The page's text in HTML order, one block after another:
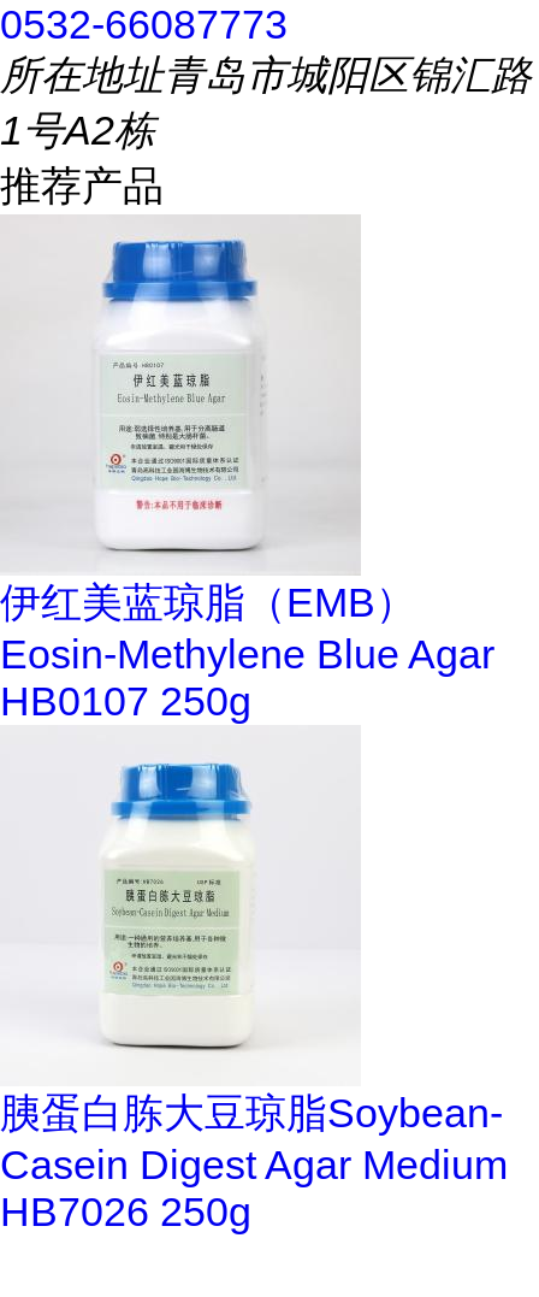
0532-66087773
所在地址青岛市城阳区锦汇路
1号A2栋
推荐产品
伊红美蓝琼脂（EMB）
Eosin-Methylene Blue Agar
HB0107 250g
胰蛋白胨大豆琼脂Soybean-
Casein Digest Agar Medium
HB7026 250g